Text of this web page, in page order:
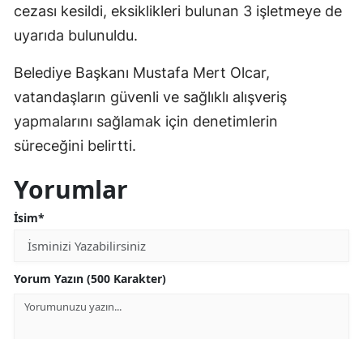
cezası kesildi, eksiklikleri bulunan 3 işletmeye de
uyarıda bulunuldu.
Belediye Başkanı Mustafa Mert Olcar,
vatandaşların güvenli ve sağlıklı alışveriş
yapmalarını sağlamak için denetimlerin
süreceğini belirtti.
Yorumlar
İsim*
Yorum Yazın (500 Karakter)